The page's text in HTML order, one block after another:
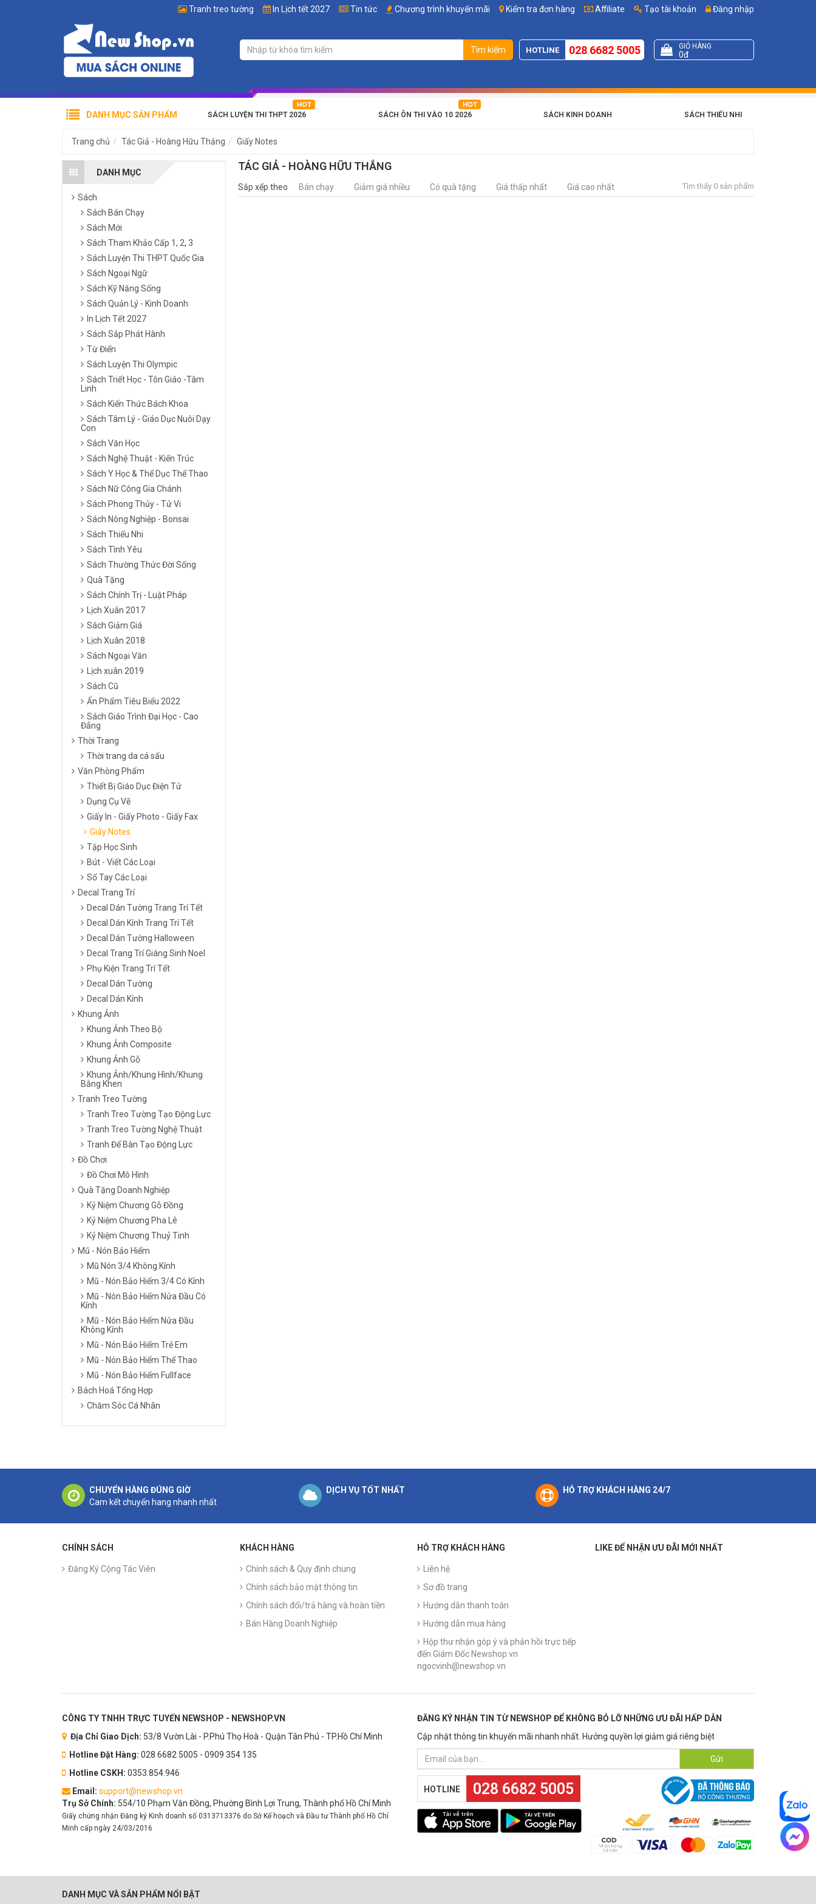
Affiliate Tạo tài khoản Đăng nhập
Tranh treo tường In Lịch tết 2027 Tin tức Chương trình khuyến mãi Kiểm tra đơn hàng
Tìm kiếm HOTLINE 028 6682 5005 GIỎ HÀNG
0đ
SÁCH LUYỆN THI THPT 2026 SÁCH ÔN THI VÀO 10 2026 SÁCH KINH DOANH SÁCH THIẾU NHI
DANH MỤC SẢN PHẨM
Trang chủ Tác Giả - Hoàng Hữu Thắng Giấy Notes
DANH MỤC
Sách
Sách Bán Chạy
Sách Mới
Sách Tham Khảo Cấp 1, 2, 3
Sách Luyện Thi THPT Quốc Gia
Sách Ngoại Ngữ
Sách Kỹ Năng Sống
Sách Quản Lý - Kinh Doanh
In Lịch Tết 2027
Sách Sắp Phát Hành
Từ Điển
Sách Luyện Thi Olympic
Sách Triết Học - Tôn Giáo -Tâm
Linh
Sách Kiến Thức Bách Khoa
Sách Tâm Lý - Giáo Dục Nuôi Dạy
Con
Sách Văn Học
Sách Nghệ Thuật - Kiến Trúc
Sách Y Học & Thể Dục Thể Thao
Sách Nữ Công Gia Chánh
Sách Phong Thủy - Tử Vi
Sách Nông Nghiệp - Bonsai
Sách Thiếu Nhi
Sách Tình Yêu
Sách Thường Thức Đời Sống
Quà Tặng
Sách Chính Trị - Luật Pháp
Lịch Xuân 2017
Sách Giảm Giá
Lịch Xuân 2018
Sách Ngoại Văn
Lịch xuân 2019
Sách Cũ
Ấn Phẩm Tiêu Biểu 2022
Sách Giáo Trình Đại Học - Cao
Đẳng
Thời Trang
Thời trang da cá sấu
Văn Phòng Phẩm
Thiết Bị Giáo Dục Điện Tử
Dụng Cụ Vẽ
Giấy In - Giấy Photo - Giấy Fax
Giấy Notes
Tập Học Sinh
Bút - Viết Các Loại
Sổ Tay Các Loại
Decal Trang Trí
Decal Dán Tường Trang Trí Tết
Decal Dán Kính Trang Trí Tết
Decal Dán Tường Halloween
Decal Trang Trí Giáng Sinh Noel
Phụ Kiện Trang Trí Tết
Decal Dán Tường
Decal Dán Kính
Khung Ảnh
Khung Ảnh Theo Bộ
Khung Ảnh Composite
Khung Ảnh Gỗ
Khung Ảnh/Khung Hình/Khung
Bằng Khen
Tranh Treo Tường
Tranh Treo Tường Tạo Động Lực
Tranh Treo Tường Nghệ Thuật
Tranh Để Bàn Tạo Động Lực
Đồ Chơi
Đồ Chơi Mô Hình
Quà Tặng Doanh Nghiệp
Kỷ Niệm Chương Gỗ Đồng
Kỷ Niệm Chương Pha Lê
Kỷ Niệm Chương Thuỷ Tinh
Mũ - Nón Bảo Hiểm
Mũ Nón 3/4 Không Kính
Mũ - Nón Bảo Hiểm 3/4 Có Kính
Mũ - Nón Bảo Hiểm Nửa Đầu Có
Kính
Mũ - Nón Bảo Hiểm Nửa Đầu
Không Kính
Mũ - Nón Bảo Hiểm Trẻ Em
Mũ - Nón Bảo Hiểm Thể Thao
Mũ - Nón Bảo Hiểm Fullface
Bách Hoá Tổng Hợp
Chăm Sóc Cá Nhân
TÁC GIẢ - HOÀNG HỮU THẮNG
Sắp xếp theo Bán chạy Giảm giá nhiều Có quà tặng Giá thấp nhất Giá cao nhất Tìm thấy 0 sản phẩm
CHUYỂN HÀNG ĐÚNG GIỜ
Cam kết chuyển hang nhanh nhất
DỊCH VỤ TỐT NHẤT HỖ TRỢ KHÁCH HÀNG 24/7
CHÍNH SÁCH
Đăng Ký Cộng Tác Viên
KHÁCH HÀNG
Chính sách & Quy định chung
Chính sách bảo mật thông tin
Chính sách đổi/trả hàng và hoàn tiền
Bán Hàng Doanh Nghiệp
HỖ TRỢ KHÁCH HÀNG
Liên hệ
Sơ đồ trang
Hướng dẫn thanh toán
Hướng dẫn mua hàng
Hộp thư nhận góp ý và phản hồi trực tiếp
đến Giám Đốc Newshop.vn
ngocvinh@newshop.vn
LIKE ĐỂ NHẬN ƯU ĐÃI MỚI NHẤT
CÔNG TY TNHH TRỰC TUYẾN NEWSHOP - NEWSHOP.VN
Địa Chỉ Giao Dịch: 53/8 Vườn Lài - P.Phú Thọ Hoà - Quận Tân Phú - TP.Hồ Chí Minh
Hotline Đặt Hàng: 028 6682 5005 - 0909 354 135
Hotline CSKH: 0353.854.946
Email: support@newshop.vn
Trụ Sở Chính: 554/10 Phạm Văn Đồng, Phường Bình Lợi Trung, Thành phố Hồ Chí Minh
Giấy chứng nhận Đăng ký Kinh doanh số 0313713376 do Sở Kế hoạch và Đầu tư Thành phố Hồ Chí
Minh cấp ngày 24/03/2016
ĐĂNG KÝ NHẬN TIN TỪ NEWSHOP ĐỂ KHÔNG BỎ LỠ NHỮNG ƯU ĐÃI HẤP DẪN
Cập nhật thông tin khuyến mãi nhanh nhất. Hưởng quyền lợi giảm giá riêng biệt
Gửi
HOTLINE 028 6682 5005
DANH MỤC VÀ SẢN PHẨM NỔI BẬT